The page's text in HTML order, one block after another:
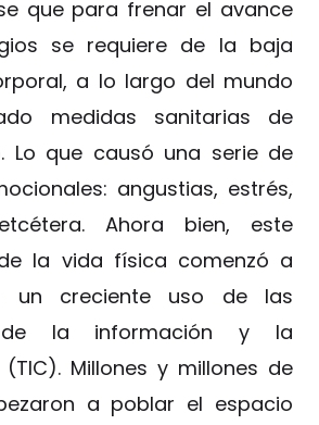
que para frenar el avance
se requiere de la baja
a lo largo del mundo
medidas sanitarias de
Lo que causó una serie de
angustias, estrés,
Ahora bien, este
la vida física comenzó a
un creciente uso de las
de la información y la
Millones y millones de
a poblar el espacio